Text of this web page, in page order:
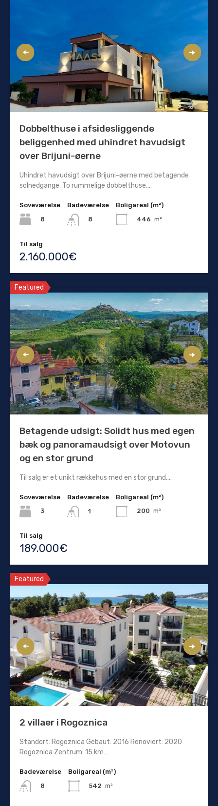
Dobbelthuse i afsidesliggende
beliggenhed med uhindret havudsigt
over Brijuni-øerne
Uhindret havudsigt over Brijuni-øerne med betagende
solnedgange. To rummelige dobbelthuse,…
Soveværelse
8
Badeværelse
8
Boligareal (m²)
446 m²
Til salg
2.160.000€
Featured
Betagende udsigt: Solidt hus med egen
bæk og panoramaudsigt over Motovun
og en stor grund
Til salg er et unikt rækkehus med en stor grund.…
Soveværelse
3
Badeværelse
1
Boligareal (m²)
200 m²
Til salg
189.000€
Featured
2 villaer i Rogoznica
Standort: Rogoznica Gebaut: 2016 Renoviert: 2020
Rogoznica Zentrum: 15 km…
Badeværelse
8
Boligareal (m²)
542 m²